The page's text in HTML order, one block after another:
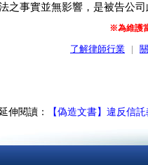
之事實並無影響，是被告公司
※為維護
了解律師行業 |
伸閱讀： 【偽造文書】違反信